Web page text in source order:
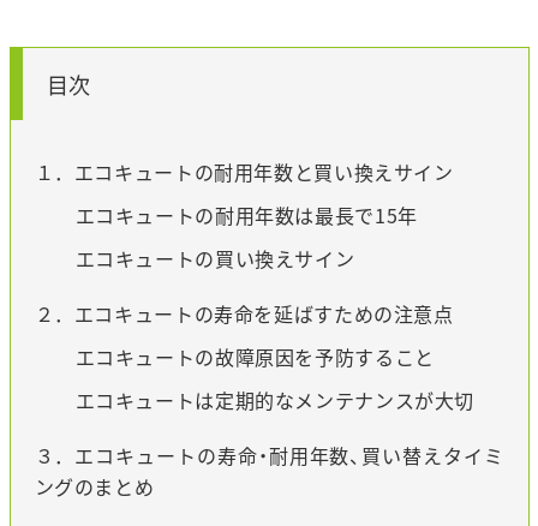
目次
１．エコキュートの耐用年数と買い換えサイン
エコキュートの耐用年数は最長で15年
エコキュートの買い換えサイン
２．エコキュートの寿命を延ばすための注意点
エコキュートの故障原因を予防すること
エコキュートは定期的なメンテナンスが大切
３．エコキュートの寿命・耐用年数、買い替えタイミ
ングのまとめ